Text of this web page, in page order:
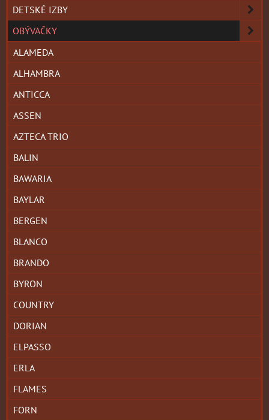
DETSKÉ IZBY
OBÝVAČKY
ALAMEDA
ALHAMBRA
ANTICCA
ASSEN
AZTECA TRIO
BALIN
BAWARIA
BAYLAR
BERGEN
BLANCO
BRANDO
BYRON
COUNTRY
DORIAN
ELPASSO
ERLA
FLAMES
FORN